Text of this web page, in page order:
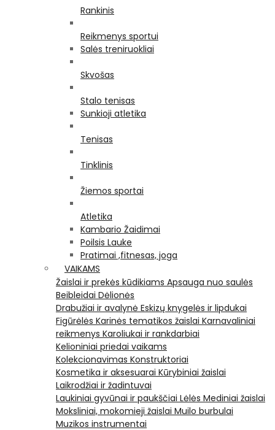
Rankinis
Reikmenys sportui
Salės treniruokliai
Skvošas
Stalo tenisas
Sunkioji atletika
Tenisas
Tinklinis
Žiemos sportai
Atletika
Kambario Žaidimai
Poilsis Lauke
Pratimai ,fitnesas, joga
VAIKAMS
Žaislai ir prekės kūdikiams Apsauga nuo saulės
Beibleidai Dėlionės
Drabužiai ir avalynė Eskizų knygelės ir lipdukai
Figūrėlės Karinės tematikos žaislai Karnavaliniai
reikmenys Karoliukai ir rankdarbiai
Kelioniniai priedai vaikams
Kolekcionavimas Konstruktoriai
Kosmetika ir aksesuarai Kūrybiniai žaislai
Laikrodžiai ir žadintuvai
Laukiniai gyvūnai ir paukščiai Lėlės Mediniai žaislai
Moksliniai, mokomieji žaislai Muilo burbulai
Muzikos instrumentai